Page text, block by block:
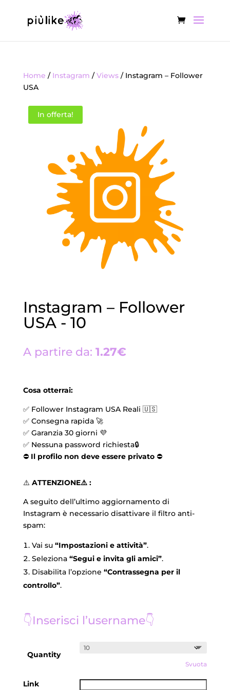
Home / Instagram /Views/ Instagram – Follower
USA
In offerta!
Instagram – Follower
USA - 10
A partire da: 1.27€
Cosa otterrai:
✅ Follower Instagram USA Reali 🇺🇸
✅ Consegna rapida 🚀
✅ Garanzia 30 giorni 💜
✅ Nessuna password richiesta🔒
⛔️ Il profilo non deve essere privato⛔️
⚠️ ATTENZIONE⚠️ :
A seguito dell’ultimo aggiornamento di
Instagram è necessario disattivare il filtro anti-
spam:
Vai su “Impostazioni e attività”.
Seleziona “Segui e invita gli amici”.
Disabilita l’opzione “Contrassegna per il
controllo”.
👇Inserisci l’username👇
Quantity
Svuota
Link